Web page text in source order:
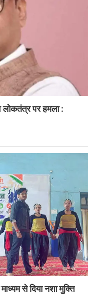
लोकतंत्र पर हमला :
से दिया नशा मुक्ति